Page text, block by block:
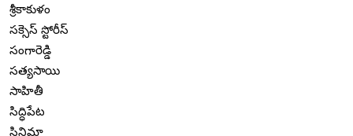
శ్రీకాకుళం
సక్సెస్ స్టోరీస్
సంగారెడ్డి
సత్యసాయి
సాహితీ
సిద్ధిపేట
సినిమా